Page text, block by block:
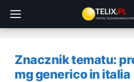
treści
Znacznik tematu:
mg generico in italia